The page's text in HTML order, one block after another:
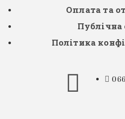
Оплата та
Публічна
Політика